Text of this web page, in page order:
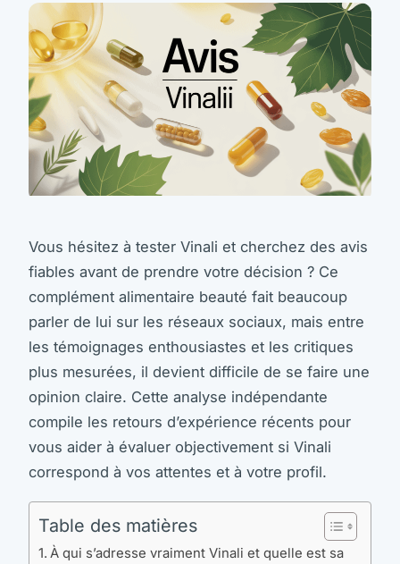
Vous hésitez à tester Vinali et cherchez des avis
fiables avant de prendre votre décision ? Ce
complément alimentaire beauté fait beaucoup
parler de lui sur les réseaux sociaux, mais entre
les témoignages enthousiastes et les critiques
plus mesurées, il devient difficile de se faire une
opinion claire. Cette analyse indépendante
compile les retours d’expérience récents pour
vous aider à évaluer objectivement si Vinali
correspond à vos attentes et à votre profil.
Table des matières
À qui s’adresse vraiment Vinali et quelle est sa